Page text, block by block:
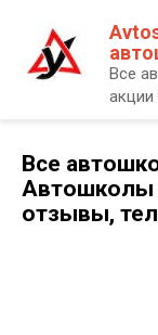
контенту
Все
акции
Все
Автошколы
отзывы,